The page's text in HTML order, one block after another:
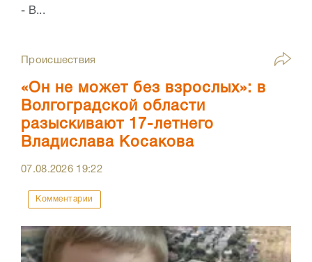
- В...
Происшествия
«Он не может без взрослых»: в
Волгоградской области
разыскивают 17-летнего
Владислава Косакова
07.08.2026 19:22
Комментарии